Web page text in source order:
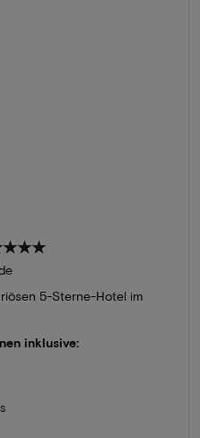
5-Sterne-Hotel im
inklusive: